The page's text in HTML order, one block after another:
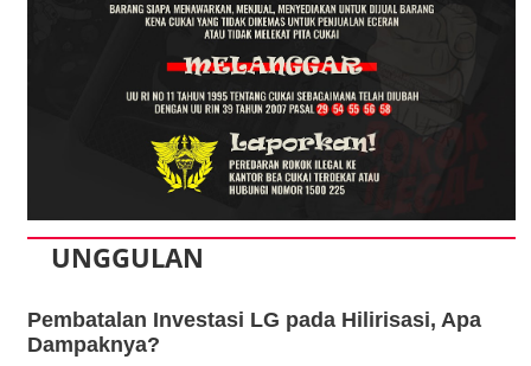
UNGGULAN
Pembatalan Investasi LG pada Hilirisasi, Apa
Dampaknya?